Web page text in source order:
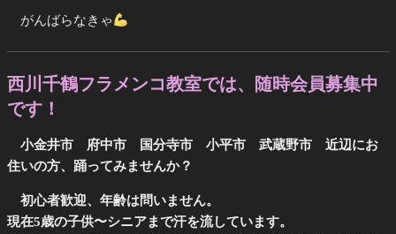
がんばらなきゃ
西川千鶴フラメンコ教室では、随時会員募集中
です！
小金井市 府中市 国分寺市 小平市 武蔵野市 近辺にお
住いの方、踊ってみませんか？
初心者歓迎、年齢は問いません。
現在5歳の子供〜シニアまで汗を流しています。